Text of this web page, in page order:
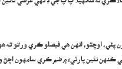
ڪري نه سگهيا. پ پ جي ڊگهي عرصي تائين
پئي، اوچتو، انهن هي فيصلو ڪري ورتو
نئين پارٽيءَ ۾ ضم ڪري سامهون اچڻ